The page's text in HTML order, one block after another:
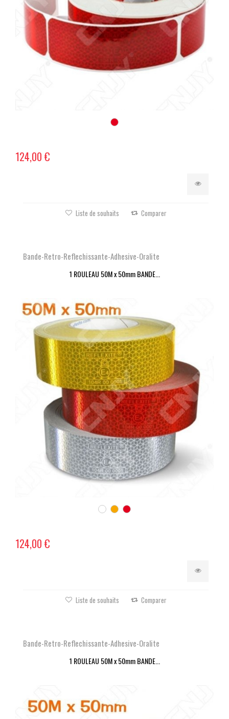
124,00 €
Liste de souhaits Comparer
Bande-Retro-Reflechissante-Adhesive-Oralite
1 ROULEAU 50M x 50mm BANDE...
124,00 €
Liste de souhaits Comparer
Bande-Retro-Reflechissante-Adhesive-Oralite
1 ROULEAU 50M x 50mm BANDE...